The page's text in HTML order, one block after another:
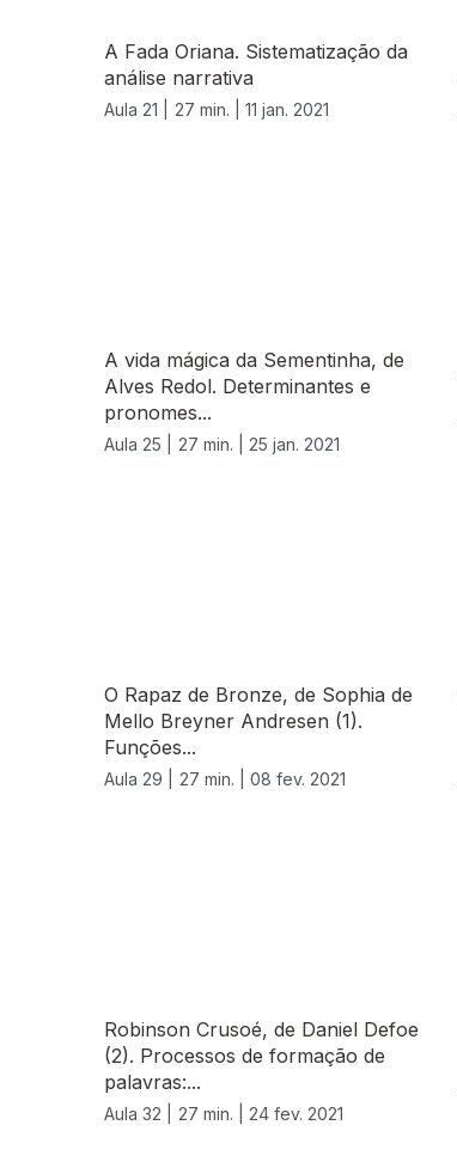
A Fada Oriana. Sistematização da
análise narrativa
Aula 21 | 27 min. | 11 jan. 2021
A vida mágica da Sementinha, de
Alves Redol. Determinantes e
pronomes...
Aula 25 | 27 min. | 25 jan. 2021
O Rapaz de Bronze, de Sophia de
Mello Breyner Andresen (1).
Funções...
Aula 29 | 27 min. | 08 fev. 2021
Robinson Crusoé, de Daniel Defoe
(2). Processos de formação de
palavras:...
Aula 32 | 27 min. | 24 fev. 2021